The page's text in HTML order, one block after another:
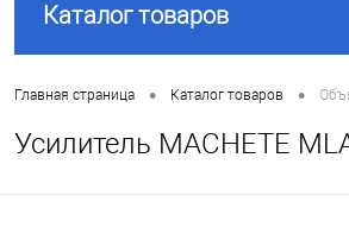
Каталог товаров
Главная страница • Каталог товаров •
Усилитель MACHETE